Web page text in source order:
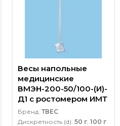
Весы напольные
медицинские
ВМЭН-200-50/100-(И)-
Д1 с ростомером ИМТ
Бренд: ТВЕС
Дискретность (d): 50 г, 100 г